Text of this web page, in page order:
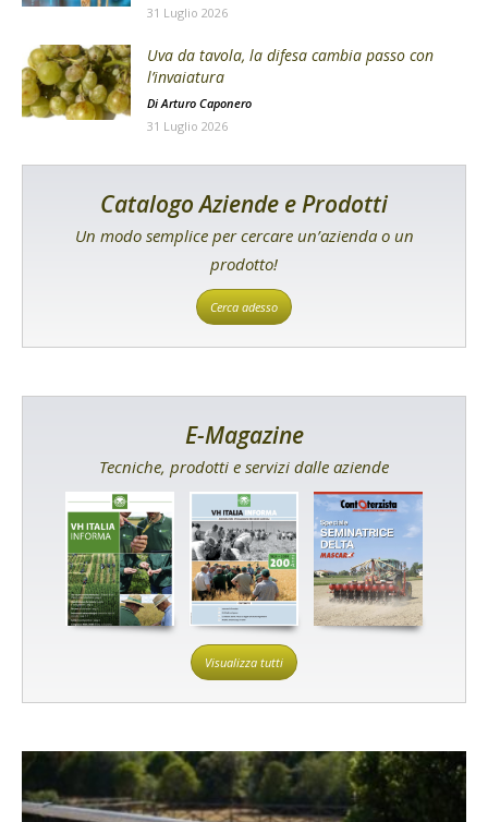
31 Luglio 2026
Uva da tavola, la difesa cambia passo con
l’invaiatura
Di Arturo Caponero
31 Luglio 2026
Catalogo Aziende e Prodotti
Un modo semplice per cercare un’azienda o un
prodotto!
Cerca adesso
E-Magazine
Tecniche, prodotti e servizi dalle aziende
Visualizza tutti